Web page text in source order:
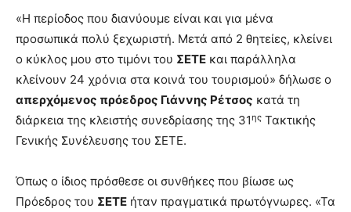
«Η περίοδος που διανύουμε είναι και για μένα
προσωπικά πολύ ξεχωριστή. Μετά από 2 θητείες, κλείνει
ο κύκλος μου στο τιμόνι του ΣΕΤΕ και παράλληλα
κλείνουν 24 χρόνια στα κοινά του τουρισμού» δήλωσε ο
απερχόμενος πρόεδρος Γιάννης Ρέτσος κατά τη
διάρκεια της κλειστής συνεδρίασης της 31ης Τακτικής
Γενικής Συνέλευσης του ΣΕΤΕ.
Όπως ο ίδιος πρόσθεσε οι συνθήκες που βίωσε ως
Πρόεδρος του ΣΕΤΕ ήταν πραγματικά πρωτόγνωρες. «Τα